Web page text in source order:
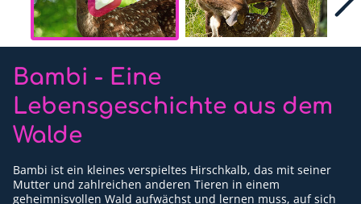
Für Erwachsene
Redaktion
Downloads
Partner
Kontakt
Bambi - Eine
Lebensgeschichte aus dem
Walde
Bambi ist ein kleines verspieltes Hirschkalb, das mit seiner
Mutter und zahlreichen anderen Tieren in einem
geheimnisvollen Wald aufwächst und lernen muss, auf sich